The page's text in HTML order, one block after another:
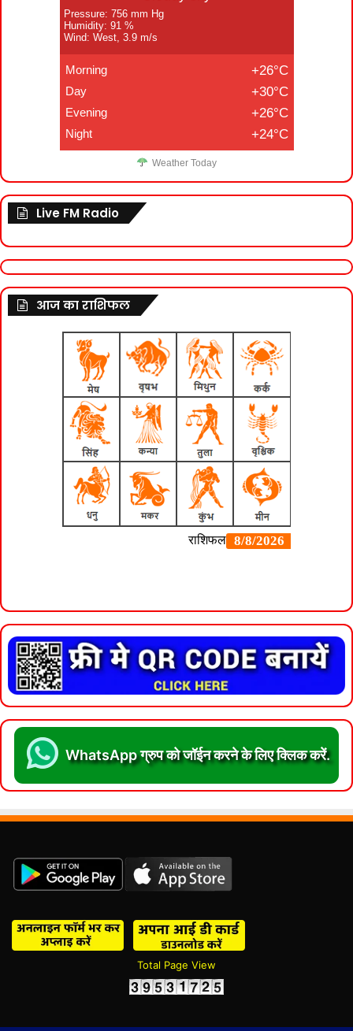
Pressure: 756 mm Hg
Humidity: 91 %
Wind: West, 3.9 m/s
Morning +26°C
Day +30°C
Evening +26°C
Night +24°C
Weather Today
Live FM Radio
आज का राशिफल
WhatsApp ग्रुप को जॉईन करने के लिए क्लिक करें.
Total Page View